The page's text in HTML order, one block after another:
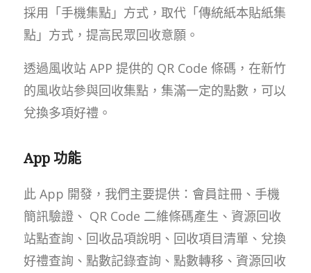
採用「手機集點」方式，取代「傳統紙本貼紙集
點」方式，提高民眾回收意願。
透過風收站 APP 提供的 QR Code 條碼，在新竹
的風收站參與回收集點，集滿一定的點數，可以
兌換多項好禮。
App 功能
此 App 開發，我們主要提供：會員註冊、手機
簡訊驗證、 QR Code 二維條碼產生、資源回收
站點查詢、回收品項說明、回收項目清單、兌換
好禮查詢、點數記錄查詢、點數轉移、資源回收